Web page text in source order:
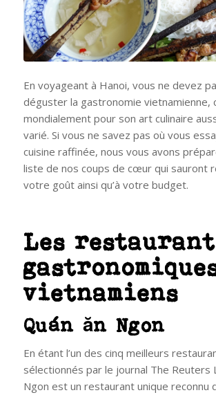
En voyageant à Hanoi, vous ne devez
déguster la gastronomie vietnamienne,
mondialement pour son art culinaire
varié. Si vous ne savez pas où vous
cuisine raffinée, nous vous avons
liste de nos coups de cœur qui sauront
votre goût ainsi qu’à votre budget.
Les
vietnamiens
Quán ăn Ngon
En étant l’un des cinq meilleurs
sélectionnés par le journal The Reuters
Ngon est un restaurant unique reconnu